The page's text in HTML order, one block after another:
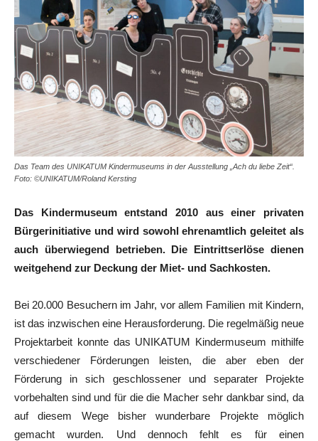
Das Team des UNIKATUM Kindermuseums in der Ausstellung „Ach du liebe Zeit“.
Foto: ©UNIKATUM/Roland Kersting
Das Kindermuseum entstand 2010 aus einer privaten
Bürgerinitiative und wird sowohl ehrenamtlich geleitet als
auch überwiegend betrieben. Die Eintrittserlöse dienen
weitgehend zur Deckung der Miet- und Sachkosten.
Bei 20.000 Besuchern im Jahr, vor allem Familien mit Kindern,
ist das inzwischen eine Herausforderung. Die regelmäßig neue
Projektarbeit konnte das UNIKATUM Kindermuseum mithilfe
verschiedener Förderungen leisten, die aber eben der
Förderung in sich geschlossener und separater Projekte
vorbehalten sind und für die die Macher sehr dankbar sind, da
auf diesem Wege bisher wunderbare Projekte möglich
gemacht wurden. Und dennoch fehlt es für einen